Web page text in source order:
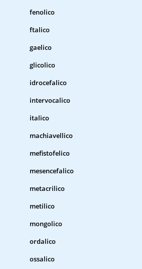
fenolico
ftalico
gaelico
glicolico
idrocefalico
intervocalico
italico
machiavellico
mefistofelico
mesencefalico
metacrilico
metilico
mongolico
ordalico
ossalico